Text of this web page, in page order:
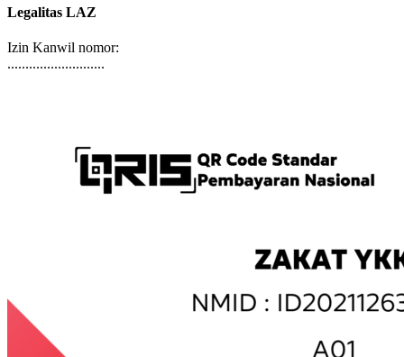
Legalitas LAZ
Izin Kanwil nomor:
...........................